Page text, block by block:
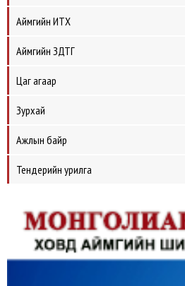
Аймгийн ИТХ
Аймгийн ЗДТГ
Цаг агаар
Зурхай
Ажлын байр
Тендерийн урилга